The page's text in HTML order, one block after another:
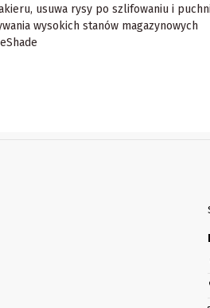
usuwa rysy po szlifowaniu i
wysokich stanów magazynowych